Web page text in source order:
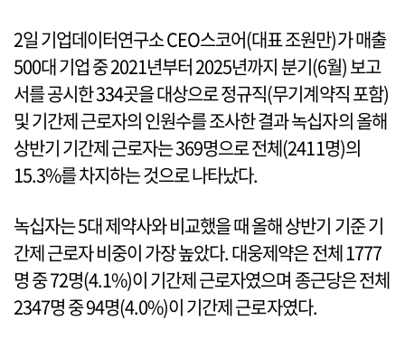
2일 기업데이터연구소 CEO스코어(대표 조원만)가 매출
500대 기업 중 2021년부터 2025년까지 분기(6월) 보고
서를 공시한 334곳을 대상으로 정규직(무기계약직 포함)
및 기간제 근로자의 인원수를 조사한 결과 녹십자의 올해
상반기 기간제 근로자는 369명으로 전체(2411명)의
15.3%를 차지하는 것으로 나타났다.
녹십자는 5대 제약사와 비교했을 때 올해 상반기 기준 기
간제 근로자 비중이 가장 높았다. 대웅제약은 전체 1777
명 중 72명(4.1%)이 기간제 근로자였으며 종근당은 전체
2347명 중 94명(4.0%)이 기간제 근로자였다.